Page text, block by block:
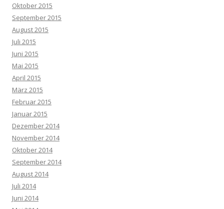
Oktober 2015
September 2015
August 2015
Juli 2015
Juni 2015
Mai 2015
April 2015
März 2015
Februar 2015
Januar 2015
Dezember 2014
November 2014
Oktober 2014
September 2014
August 2014
Juli 2014
Juni 2014